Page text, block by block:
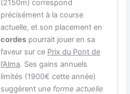
(2150m) correspond
précisément à la course
actuelle, et son placement en
cordes pourrait jouer en sa
faveur sur ce Prix du Pont de
l’Alma. Ses gains annuels
limités (1900€ cette année)
suggèrent une forme actuelle